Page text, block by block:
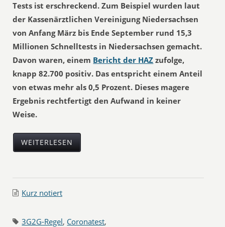
Tests ist erschreckend. Zum Beispiel wurden laut
der Kassenärztlichen Vereinigung Niedersachsen
von Anfang März bis Ende September rund 15,3
Millionen Schnelltests in Niedersachsen gemacht.
Davon waren, einem Bericht der HAZ zufolge,
knapp 82.700 positiv. Das entspricht einem Anteil
von etwas mehr als 0,5 Prozent. Dieses magere
Ergebnis rechtfertigt den Aufwand in keiner
Weise.
WEITERLESEN
Kurz notiert
3G2G-Regel, Coronatest,